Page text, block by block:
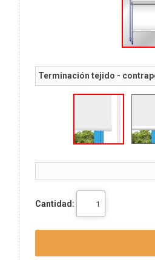
Terminación tejido -
Cantidad: